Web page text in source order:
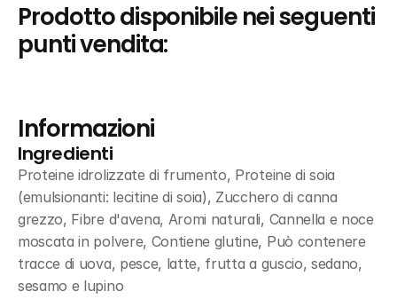
Prodotto disponibile nei seguenti
punti vendita:
Informazioni
Ingredienti
Proteine idrolizzate di frumento, Proteine di soia
(emulsionanti: lecitine di soia), Zucchero di canna
grezzo, Fibre d'avena, Aromi naturali, Cannella e noce
moscata in polvere, Contiene glutine, Può contenere
tracce di uova, pesce, latte, frutta a guscio, sedano,
sesamo e lupino